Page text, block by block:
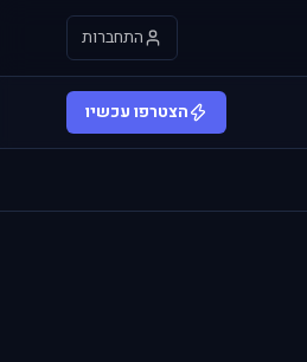
התחברות
הצטרפו עכשיו